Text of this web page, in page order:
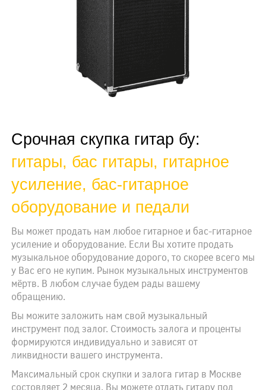
Срочная скупка гитар бу:
гитары, бас гитары, гитарное
усиление, бас-гитарное
оборудование и педали
Вы может продать нам любое гитарное и бас-гитарное
усиление и оборудование. Если Вы хотите продать
музыкальное оборудование дорого, то скорее всего мы
у Вас его не купим. Рынок музыкальных инструментов
мёртв. В любом случае будем рады вашему
обращению.
Вы можите заложить нам свой музыкальный
инструмент под залог. Стоимость залога и проценты
формируются индивидуально и зависят от
ликвидности вашего инструмента.
Максимальный срок скупки и залога гитар в Москве
состовляет 2 месяца. Вы можете отдать гитару под